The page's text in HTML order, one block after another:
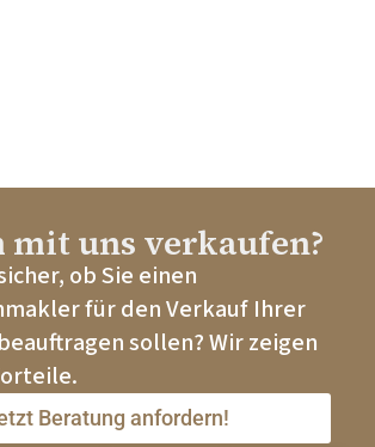
mit uns verkaufen?
ob Sie einen
für den Verkauf Ihrer
sollen? Wir zeigen
Beratung anfordern!